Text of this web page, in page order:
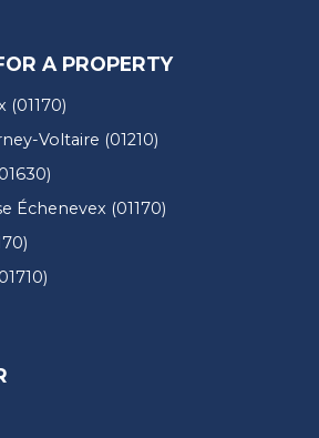
A PROPERTY
(01170)
Voltaire (01210)
Échenevex (01170)